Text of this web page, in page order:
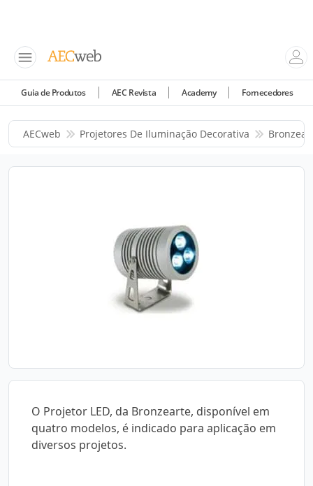
Guia de Produtos AEC Revista Academy Fornecedores
AECweb Projetores De Iluminação Decorativa
O Projetor LED, da Bronzearte, disponível em
quatro modelos, é indicado para aplicação em
diversos projetos.